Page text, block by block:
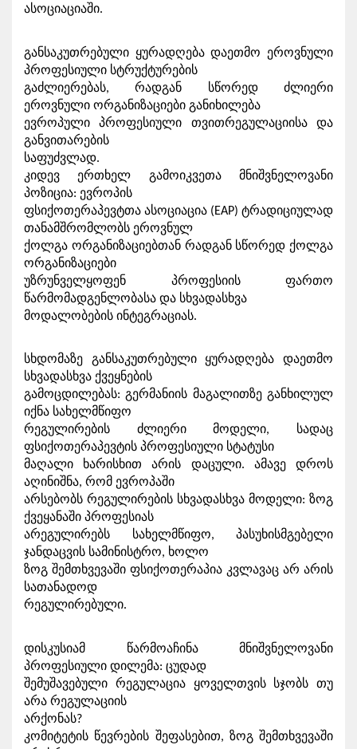
ასოციაციაში.
განსაკუთრებული ყურადღება დაეთმო ეროვნული
პროფესიული სტრუქტურების
გაძლიერებას, რადგან სწორედ ძლიერი
ეროვნული ორგანიზაციები განიხილება
ევროპული პროფესიული თვითრეგულაციისა და
განვითარების
საფუძვლად.
კიდევ ერთხელ გამოიკვეთა მნიშვნელოვანი
პოზიცია: ევროპის
ფსიქოთერაპევტთა ასოციაცია (EAP) ტრადიციულად
თანამშრომლობს ეროვნულ
ქოლგა ორგანიზაციებთან რადგან სწორედ ქოლგა
ორგანიზაციები
უზრუნველყოფენ პროფესიის ფართო
წარმომადგენლობასა და სხვადასხვა
მოდალობების ინტეგრაციას.
სხდომაზე განსაკუთრებული ყურადღება დაეთმო
სხვადასხვა ქვეყნების
გამოცდილებას: გერმანიის მაგალითზე განხილულ
იქნა სახელმწიფო
რეგულირების ძლიერი მოდელი, სადაც
ფსიქოთერაპევტის პროფესიული სტატუსი
მაღალი ხარისხით არის დაცული. ამავე დროს
აღინიშნა, რომ ევროპაში
არსებობს რეგულირების სხვადასხვა მოდელი: ზოგ
ქვეყანაში პროფესიას
არეგულირებს სახელმწიფო, პასუხისმგებელი
ჯანდაცვის სამინისტრო, ხოლო
ზოგ შემთხვევაში ფსიქოთერაპია კვლავაც არ არის
სათანადოდ
რეგულირებული.
დისკუსიამ წარმოაჩინა მნიშვნელოვანი
პროფესიული დილემა: ცუდად
შემუშავებული რეგულაცია ყოველთვის სჯობს თუ
არა რეგულაციის
არქონას?
კომიტეტის წევრების შეფასებით, ზოგ შემთხვევაში